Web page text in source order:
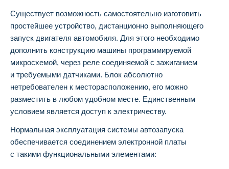
Существует возможность самостоятельно изготовить
простейшее устройство, дистанционно выполняющего
запуск двигателя автомобиля. Для этого необходимо
дополнить конструкцию машины программируемой
микросхемой, через реле соединяемой с зажиганием
и требуемыми датчиками. Блок абсолютно
нетребователен к месторасположению, его можно
разместить в любом удобном месте. Единственным
условием является доступ к электричеству.
Нормальная эксплуатация системы автозапуска
обеспечивается соединением электронной платы
с такими функциональными элементами: